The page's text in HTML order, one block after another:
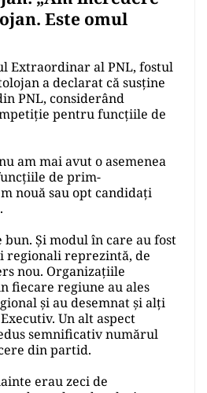
Este omul
Extraordinar al PNL, fostul
a declarat că susține
PNL, considerând
pentru funcțiile de
am mai avut o asemenea
de prim-
nouă sau opt candidați
Și modul în care au fost
regionali reprezintă, de
nou. Organizațiile
fiecare regiune au ales
și au desemnat și alți
Un alt aspect
semnificativ numărul
din partid.
erau zeci de